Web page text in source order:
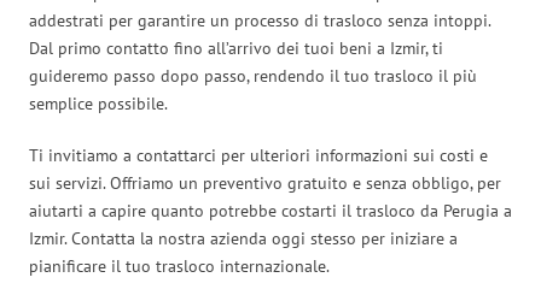
addestrati per garantire un processo di trasloco senza intoppi.
Dal primo contatto fino all’arrivo dei tuoi beni a Izmir, ti
guideremo passo dopo passo, rendendo il tuo trasloco il più
semplice possibile.
Ti invitiamo a contattarci per ulteriori informazioni sui costi e
sui servizi. Offriamo un preventivo gratuito e senza obbligo, per
aiutarti a capire quanto potrebbe costarti il trasloco da Perugia a
Izmir. Contatta la nostra azienda oggi stesso per iniziare a
pianificare il tuo trasloco internazionale.